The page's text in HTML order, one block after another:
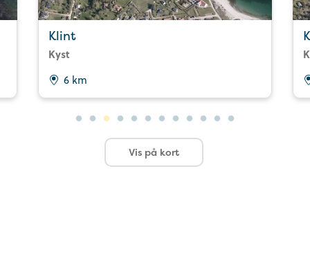
Klint
Kyst
6 km
Vis på kort